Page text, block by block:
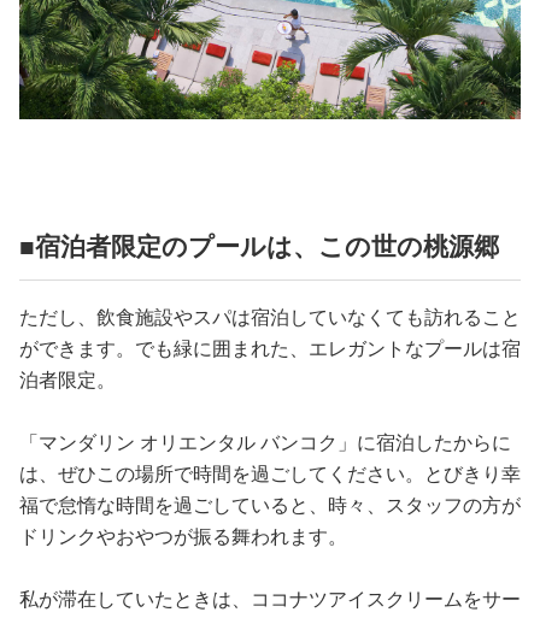
■宿泊者限定のプールは、この世の桃源郷
ただし、飲食施設やスパは宿泊していなくても訪れること
ができます。でも緑に囲まれた、エレガントなプールは宿
泊者限定。
「マンダリン オリエンタル バンコク」に宿泊したからに
は、ぜひこの場所で時間を過ごしてください。とびきり幸
福で怠惰な時間を過ごしていると、時々、スタッフの方が
ドリンクやおやつが振る舞われます。
私が滞在していたときは、ココナツアイスクリームをサー